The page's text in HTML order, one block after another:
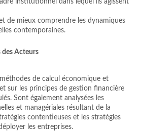
institutionnel dans lequel ils agissent
de mieux comprendre les dynamiques
contemporaines.
des Acteurs
méthodes de calcul économique et
sur les principes de gestion financière
Sont également analysées les
et managériales résultant de la
contentieuses et les stratégies
les entreprises.